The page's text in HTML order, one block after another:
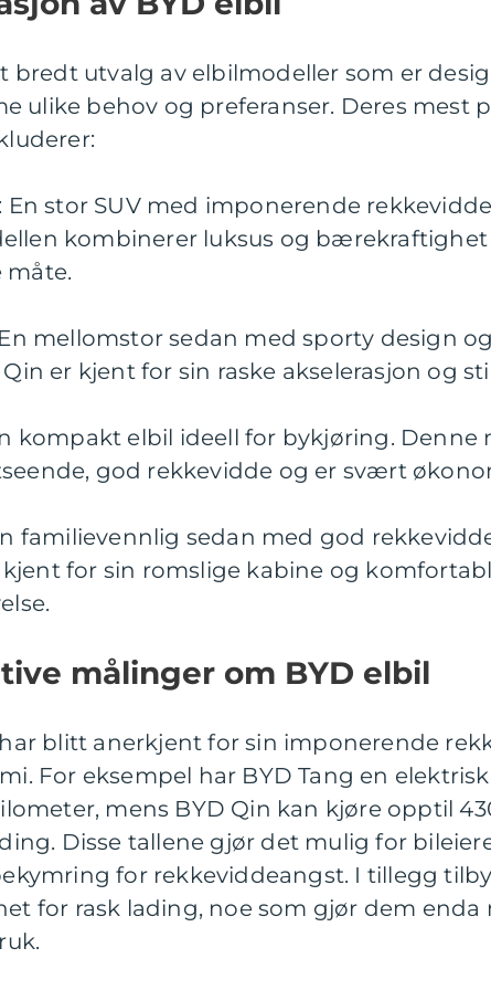
bredt utvalg av elbilmodeller som er
ulike behov og preferanser. Deres mest
En stor SUV med imponerende
kombinerer luksus og bærekraftighet
måte.
En mellomstor sedan med sporty design
er kjent for sin raske akselerasjon og
kompakt elbil ideell for bykjøring. Denne
god rekkevidde og er svært
familievennlig sedan med god
kjent for sin romslige kabine og
målinger om BYD elbil
blitt anerkjent for sin imponerende
For eksempel har BYD Tang en
mens BYD Qin kan kjøre opptil
Disse tallene gjør det mulig for
for rekkeviddeangst. I tillegg
for rask lading, noe som gjør dem enda